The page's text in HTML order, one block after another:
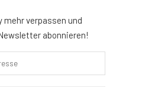
mehr verpassen und
abonnieren!